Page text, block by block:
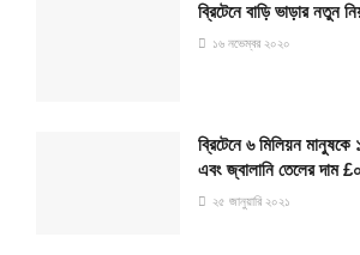
ব্রিটেনে বাড়ি ভাড়ার নতুন
১৬ নভেম্বর ২০২০
ব্রিটেনে ৬ মিলিয়ন
এবং জ্বালানি তেলের দাম
২৫ জানুয়ারি ২০২১